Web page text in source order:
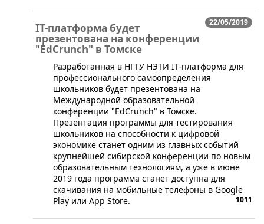
22/05/2019
IT-платформа будет
презентована на конференции
"EdCrunch" в Томске
​Разработанная в НГТУ НЭТИ IT-платформа для
профессионального самоопределения
школьников будет презентована на
Международной образовательной
конференции "EdCrunch" в Томске.
Презентация программы для тестирования
школьников на способности к цифровой
экономике станет одним из главных событий
крупнейшей сибирской конференции по новым
образовательным технологиям, а уже в июне
2019 года программа станет доступна для
скачивания на мобильные телефоны в Google
Play или App Store.
1011